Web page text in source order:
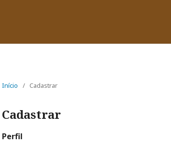
Início / Cadastrar
Cadastrar
Perfil